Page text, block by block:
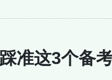
准这3个备